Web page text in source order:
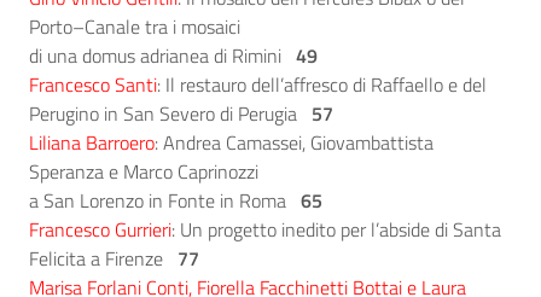
Porto–Canale tra i mosaici
di una domus adrianea di Rimini 49
Francesco Santi: Il restauro dell’affresco di Raffaello e del
Perugino in San Severo di Perugia 57
Liliana Barroero: Andrea Camassei, Giovambattista
Speranza e Marco Caprinozzi
a San Lorenzo in Fonte in Roma 65
Francesco Gurrieri: Un progetto inedito per l’abside di Santa
Felicita a Firenze 77
Marisa Forlani Conti, Fiorella Facchinetti Bottai e Laura